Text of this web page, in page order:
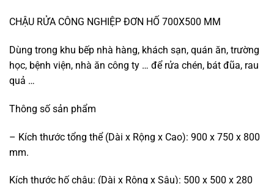
CHẬU RỬA CÔNG NGHIỆP ĐƠN HỐ 700X500 MM
Dùng trong khu bếp nhà hàng, khách sạn, quán ăn, trường
học, bệnh viện, nhà ăn công ty … để rửa chén, bát đũa, rau
quả …
Thông số sản phẩm
– Kích thước tổng thể (Dài x Rộng x Cao): 900 x 750 x 800
mm.
Kích thước hố chậu: (Dài x Rộng x Sâu): 500 x 500 x 280